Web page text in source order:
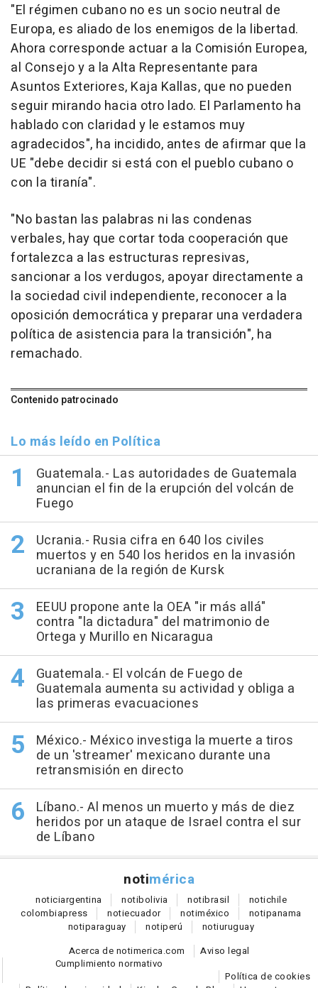
"El régimen cubano no es un socio neutral de
Europa, es aliado de los enemigos de la libertad.
Ahora corresponde actuar a la Comisión Europea,
al Consejo y a la Alta Representante para
Asuntos Exteriores, Kaja Kallas, que no pueden
seguir mirando hacia otro lado. El Parlamento ha
hablado con claridad y le estamos muy
agradecidos", ha incidido, antes de afirmar que la
UE "debe decidir si está con el pueblo cubano o
con la tiranía".
"No bastan las palabras ni las condenas
verbales, hay que cortar toda cooperación que
fortalezca a las estructuras represivas,
sancionar a los verdugos, apoyar directamente a
la sociedad civil independiente, reconocer a la
oposición democrática y preparar una verdadera
política de asistencia para la transición", ha
remachado.
Contenido patrocinado
Lo más leído en Política
Guatemala.- Las autoridades de Guatemala
anuncian el fin de la erupción del volcán de
Fuego
Ucrania.- Rusia cifra en 640 los civiles
muertos y en 540 los heridos en la invasión
ucraniana de la región de Kursk
EEUU propone ante la OEA "ir más allá"
contra "la dictadura" del matrimonio de
Ortega y Murillo en Nicaragua
Guatemala.- El volcán de Fuego de
Guatemala aumenta su actividad y obliga a
las primeras evacuaciones
México.- México investiga la muerte a tiros
de un 'streamer' mexicano durante una
retransmisión en directo
Líbano.- Al menos un muerto y más de diez
heridos por un ataque de Israel contra el sur
de Líbano
notimérica
noticiargentina notibolivia notibrasil notichile
colombiapress notiecuador notiméxico notipanama
notiparaguay notiperú notiuruguay
Acerca de notimerica.com
Aviso legal
Cumplimiento normativo
Política de cookies